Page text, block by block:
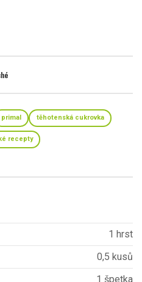
primal těhotenská cukrovka
recepty
1 hrst
0,5 kusů
1 špetka